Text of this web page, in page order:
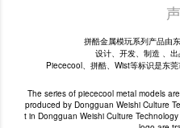
拼酷金属模玩系列产品由
设计、开发、制造 、
Piececool、拼酷、Wist等标识是东
The series of piececool metal models
produced by Dongguan Weishi Culture
t in Dongguan Weishi Culture